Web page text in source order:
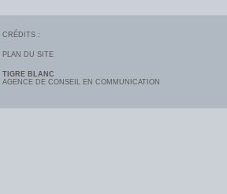
CRÉDITS :
PLAN DU SITE
TIGRE BLANC
AGENCE DE CONSEIL EN COMMUNICATION